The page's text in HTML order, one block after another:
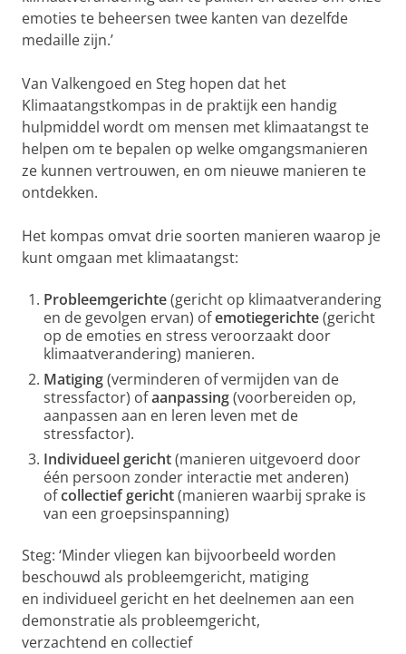
emoties te beheersen twee kanten van dezelfde
medaille zijn.’
Van Valkengoed en Steg hopen dat het
Klimaatangstkompas in de praktijk een handig
hulpmiddel wordt om mensen met klimaatangst te
helpen om te bepalen op welke omgangsmanieren
ze kunnen vertrouwen, en om nieuwe manieren te
ontdekken.
Het kompas omvat drie soorten manieren waarop je
kunt omgaan met klimaatangst:
Probleemgerichte(gericht op klimaatverandering
en de gevolgen ervan) ofemotiegerichte(gericht
op de emoties en stress veroorzaakt door
klimaatverandering) manieren.
Matiging(verminderen of vermijden van de
stressfactor) ofaanpassing(voorbereiden op,
aanpassen aan en leren leven met de
stressfactor).
Individueel gericht(manieren uitgevoerd door
één persoon zonder interactie met anderen)
ofcollectief gericht(manieren waarbij sprake is
van een groepsinspanning)
Steg: ‘Minder vliegen kan bijvoorbeeld worden
beschouwd als probleemgericht, matiging
en individueel gericht en het deelnemen aan een
demonstratie als probleemgericht,
verzachtend en collectief